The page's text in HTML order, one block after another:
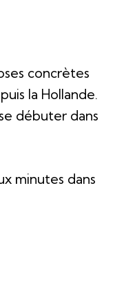
concrètes
la Hollande.
débuter dans
minutes dans